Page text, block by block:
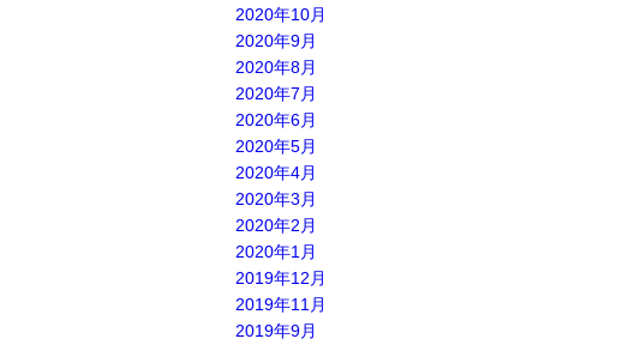
2020年10月
2020年9月
2020年8月
2020年7月
2020年6月
2020年5月
2020年4月
2020年3月
2020年2月
2020年1月
2019年12月
2019年11月
2019年9月